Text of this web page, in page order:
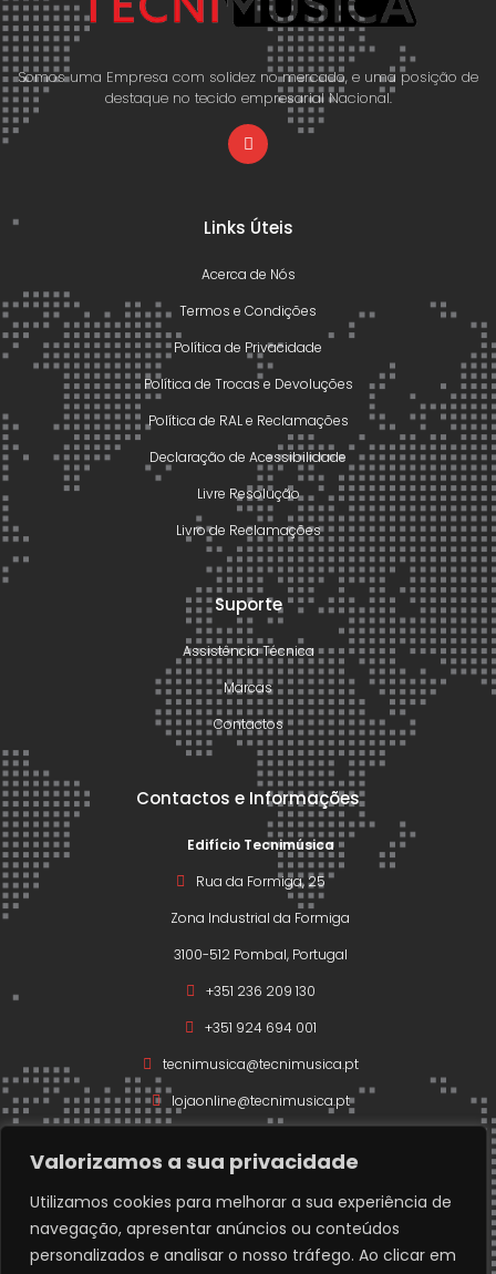
Valorizamos a sua privacidade
Utilizamos cookies para melhorar a sua experiência de
navegação, apresentar anúncios ou conteúdos
personalizados e analisar o nosso tráfego. Ao clicar em
Somos uma Empresa com solidez no mercado, e uma posição de
destaque no tecido empresarial Nacional.
Links Úteis
Acerca de Nós
Termos e Condições
Política de Privacidade
Política de Trocas e Devoluções
Política de RAL e Reclamações
Declaração de Acessibilidade
Livre Resolução
Livro de Reclamações
Suporte
Assistência Técnica
Marcas
Contactos
Contactos e Informações
Edifício Tecnimúsica
Rua da Formiga, 25
Zona Industrial da Formiga
3100-512 Pombal, Portugal
+351 236 209 130
+351 924 694 001
tecnimusica@tecnimusica.pt
lojaonline@tecnimusica.pt
Copyright © 2026 – Todos os direitos reservados a
Técnimusica.